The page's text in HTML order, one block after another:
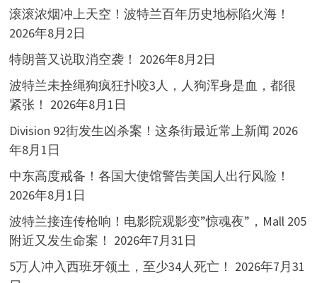
滚滚浓烟冲上天空！波特兰百年历史地标陷火海！
2026年8月2日
特朗普又说取消空袭！ 2026年8月2日
波特兰未拴绳狗疯狂扑咬3人，人狗浑身是血，都很
紧张！ 2026年8月1日
Division 92街发生凶杀案！这条街最近常上新闻 2026
年8月1日
中东高度戒备！各国大使馆警告美国人出行风险！
2026年8月1日
波特兰接连传枪响！电影院观影变”惊魂夜”，Mall 205
附近又发生命案！ 2026年7月31日
5万人冲入西班牙领土，至少34人死亡！ 2026年7月31